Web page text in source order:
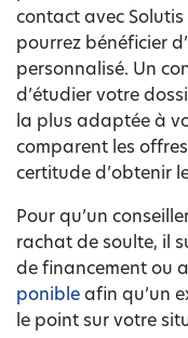
contact avec
pourrez bénéficier
personnalisé. Un
d’étudier votre
la plus adaptée à
comparent les
certitude d’obtenir
Pour qu’un
rachat de soulte, il
de financement ou
ponibleafin qu’un
le point sur votre